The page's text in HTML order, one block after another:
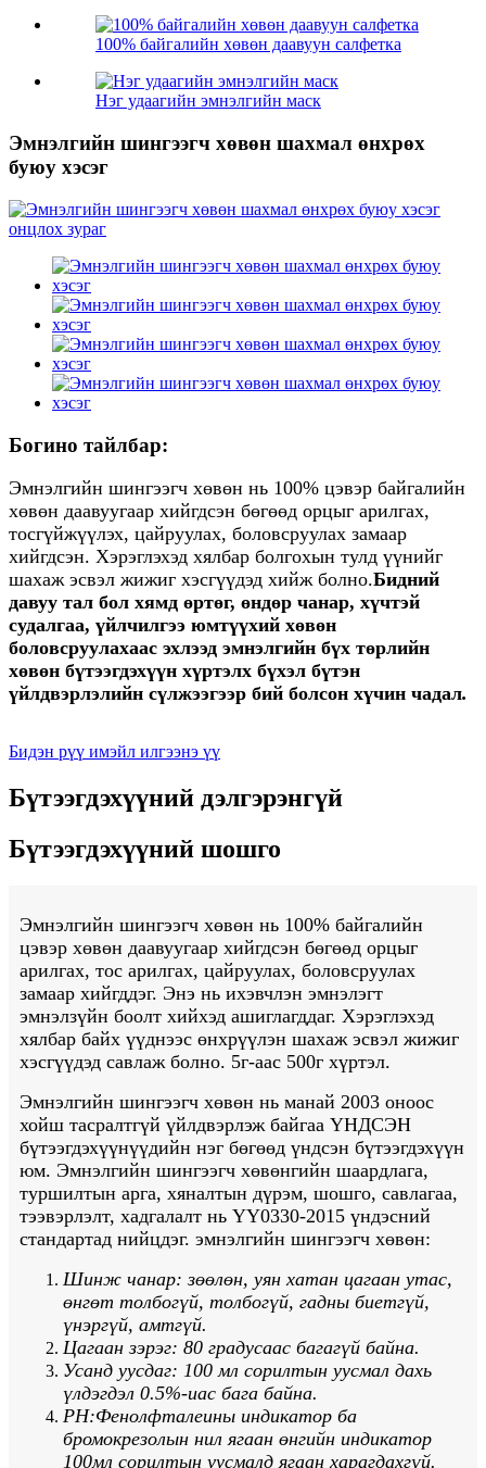
100% байгалийн хөвөн даавуун салфетка
Нэг удаагийн эмнэлгийн маск
Эмнэлгийн шингээгч хөвөн шахмал өнхрөх
буюу хэсэг
Богино тайлбар:
Эмнэлгийн шингээгч хөвөн нь 100% цэвэр байгалийн
хөвөн даавуугаар хийгдсэн бөгөөд орцыг арилгах,
тосгүйжүүлэх, цайруулах, боловсруулах замаар
хийгдсэн. Хэрэглэхэд хялбар болгохын тулд үүнийг
шахаж эсвэл жижиг хэсгүүдэд хийж болно.Бидний
давуу тал бол хямд өртөг, өндөр чанар, хүчтэй
судалгаа, үйлчилгээ юмтүүхий хөвөн
боловсруулахаас эхлээд эмнэлгийн бүх төрлийн
хөвөн бүтээгдэхүүн хүртэлх бүхэл бүтэн
үйлдвэрлэлийн сүлжээгээр бий болсон хүчин чадал.
Бидэн рүү имэйл илгээнэ үү
Бүтээгдэхүүний дэлгэрэнгүй
Бүтээгдэхүүний шошго
Эмнэлгийн шингээгч хөвөн нь 100% байгалийн
цэвэр хөвөн даавуугаар хийгдсэн бөгөөд орцыг
арилгах, тос арилгах, цайруулах, боловсруулах
замаар хийгддэг. Энэ нь ихэвчлэн эмнэлэгт
эмнэлзүйн боолт хийхэд ашиглагддаг. Хэрэглэхэд
хялбар байх үүднээс өнхрүүлэн шахаж эсвэл жижиг
хэсгүүдэд савлаж болно. 5г-аас 500г хүртэл.
Эмнэлгийн шингээгч хөвөн нь манай 2003 оноос
хойш тасралтгүй үйлдвэрлэж байгаа ҮНДСЭН
бүтээгдэхүүнүүдийн нэг бөгөөд үндсэн бүтээгдэхүүн
юм. Эмнэлгийн шингээгч хөвөнгийн шаардлага,
туршилтын арга, хяналтын дүрэм, шошго, савлагаа,
тээвэрлэлт, хадгалалт нь YY0330-2015 үндэсний
стандартад нийцдэг. эмнэлгийн шингээгч хөвөн:
Шинж чанар: зөөлөн, уян хатан цагаан утас,
өнгөт толбогүй, толбогүй, гадны биетгүй,
үнэргүй, амтгүй.
Цагаан зэрэг: 80 градусаас багагүй байна.
Усанд уусдаг: 100 мл сорилтын уусмал дахь
үлдэгдэл 0.5%-иас бага байна.
РН:Фенолфталеины индикатор ба
бромокрезолын нил ягаан өнгийн индикатор
100мл сорилтын уусмалд ягаан харагдахгүй.